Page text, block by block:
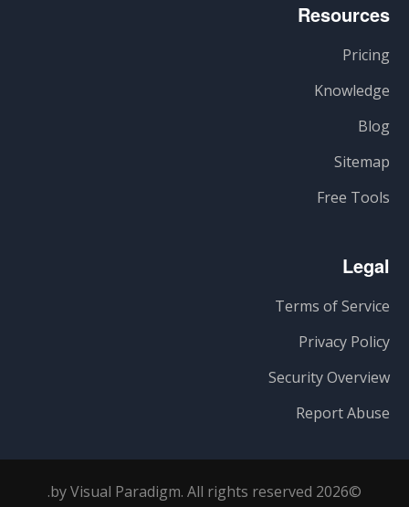
Resources
Pricing
Knowledge
Blog
Sitemap
Free Tools
Legal
Terms of Service
Privacy Policy
Security Overview
Report Abuse
©2026 by Visual Paradigm. All rights reserved.